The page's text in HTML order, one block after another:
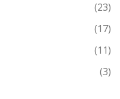
(23)
(17)
(11)
(3)